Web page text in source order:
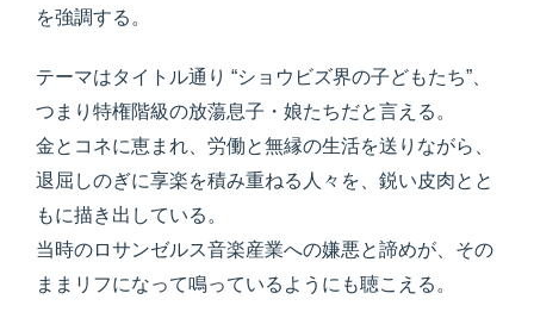
を強調する。
テーマはタイトル通り “ショウビズ界の子どもたち”、
つまり特権階級の放蕩息子・娘たちだと言える。
金とコネに恵まれ、労働と無縁の生活を送りながら、
退屈しのぎに享楽を積み重ねる人々を、鋭い皮肉とと
もに描き出している。
当時のロサンゼルス音楽産業への嫌悪と諦めが、その
ままリフになって鳴っているようにも聴こえる。